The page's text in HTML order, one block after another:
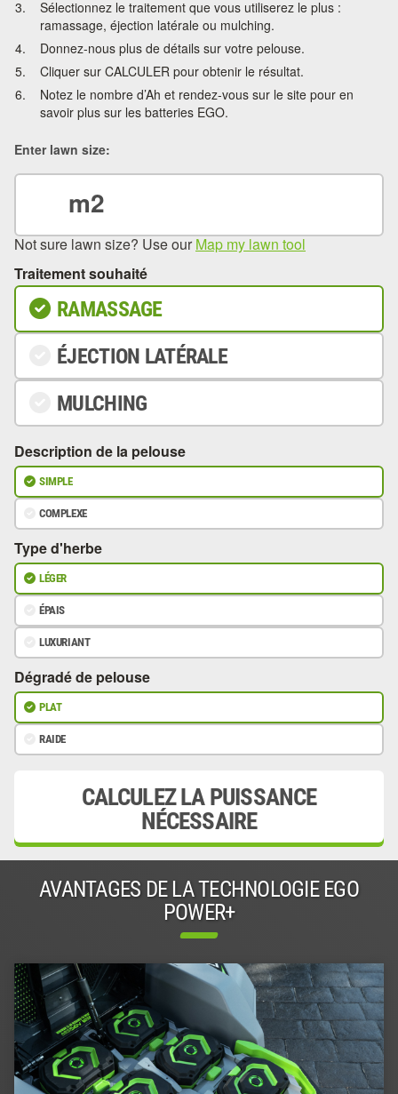
Sélectionnez le traitement que vous utiliserez le plus :
ramassage, éjection latérale ou mulching.
Donnez-nous plus de détails sur votre pelouse.
Cliquer sur CALCULER pour obtenir le résultat.
Notez le nombre d’Ah et rendez-vous sur le site pour en
savoir plus sur les batteries EGO.
Enter lawn size:
m2
Not sure lawn size? Use our Map my lawn tool
Traitement souhaité
RAMASSAGE
ÉJECTION LATÉRALE
MULCHING
Description de la pelouse
SIMPLE
COMPLEXE
Type d'herbe
LÉGER
ÉPAIS
LUXURIANT
Dégradé de pelouse
PLAT
RAIDE
CALCULEZ LA PUISSANCE
NÉCESSAIRE
AVANTAGES DE LA TECHNOLOGIE EGO
POWER+